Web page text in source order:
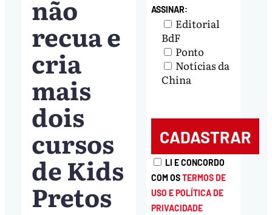
não
recua e
cria
mais
dois
cursos
de Kids
Pretos
ASSINAR:
Editorial
BdF
Ponto
Notícias da
China
LI E CONCORDO
COM OSTERMOS DE
USO E POLÍTICA DE
PRIVACIDADE